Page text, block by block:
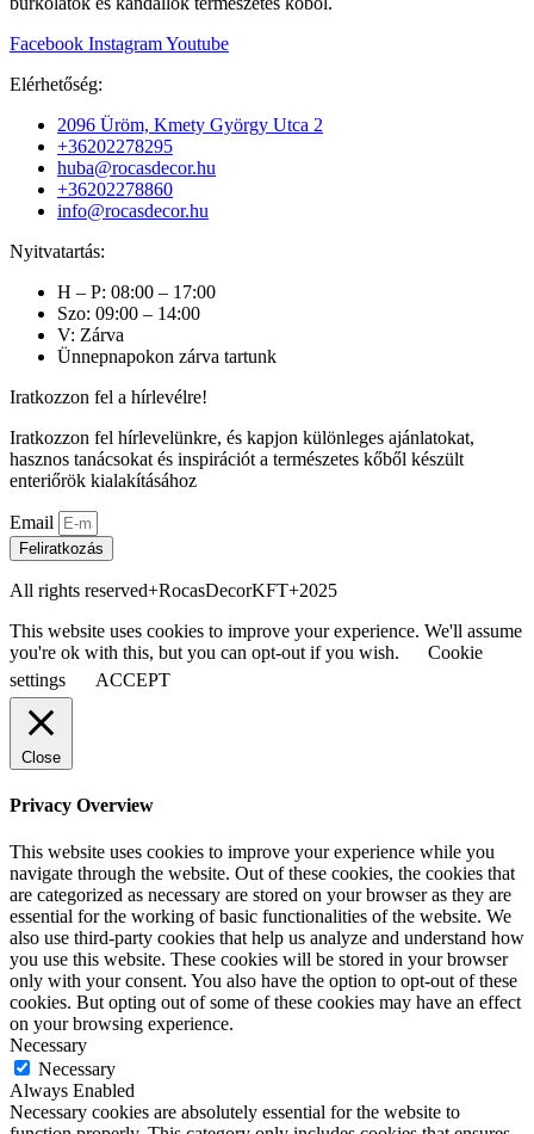
Facebook InstagramYoutube
Elérhetőség:
2096 Üröm, Kmety György Utca 2
+36202278295
huba@rocasdecor.hu
+36202278860
info@rocasdecor.hu
Nyitvatartás:
H – P: 08:00 – 17:00
Szo: 09:00 – 14:00
V: Zárva
Ünnepnapokon zárva tartunk
Iratkozzon fel a hírlevélre!
Iratkozzon fel hírlevelünkre, és kapjon különleges ajánlatokat,
hasznos tanácsokat és inspirációt a természetes kőből készült
enteriőrök kialakításához
Email
Feliratkozás
All rights reserved+RocasDecorKFT+2025
This website uses cookies to improve your experience. We'll assume
you're ok with this, but you can opt-out if you wish.
Cookie
settings
ACCEPT
Close
Privacy Overview
This website uses cookies to improve your experience while you
navigate through the website. Out of these cookies, the cookies that
are categorized as necessary are stored on your browser as they are
essential for the working of basic functionalities of the website. We
also use third-party cookies that help us analyze and understand how
you use this website. These cookies will be stored in your browser
only with your consent. You also have the option to opt-out of these
cookies. But opting out of some of these cookies may have an effect
on your browsing experience.
Necessary
Necessary
Always Enabled
Necessary cookies are absolutely essential for the website to